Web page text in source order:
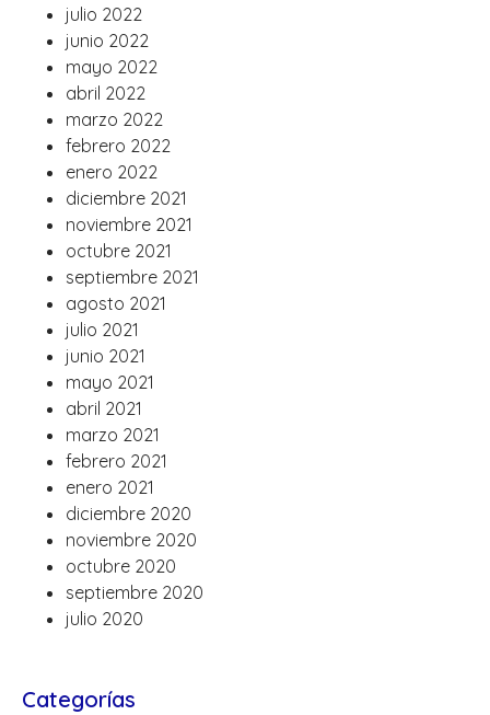
julio 2022
junio 2022
mayo 2022
abril 2022
marzo 2022
febrero 2022
enero 2022
diciembre 2021
noviembre 2021
octubre 2021
septiembre 2021
agosto 2021
julio 2021
junio 2021
mayo 2021
abril 2021
marzo 2021
febrero 2021
enero 2021
diciembre 2020
noviembre 2020
octubre 2020
septiembre 2020
julio 2020
Categorías